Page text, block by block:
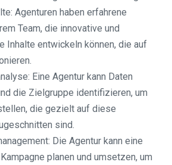
Agenturen haben erfahrene
Team, die innovative und
Inhalte entwickeln können, die auf
Eine Agentur kann Daten
die Zielgruppe identifizieren, um
die gezielt auf diese
sind.
Die Agentur kann eine
planen und umsetzen, um